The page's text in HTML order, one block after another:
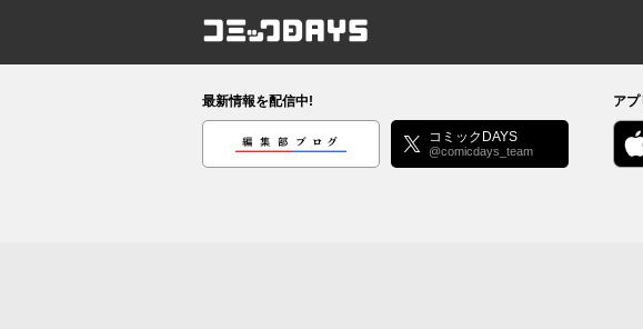
コミックDAYS
最新情報を配信中!
編集部ブログ コミックDAYS
@comicdays_team
ア